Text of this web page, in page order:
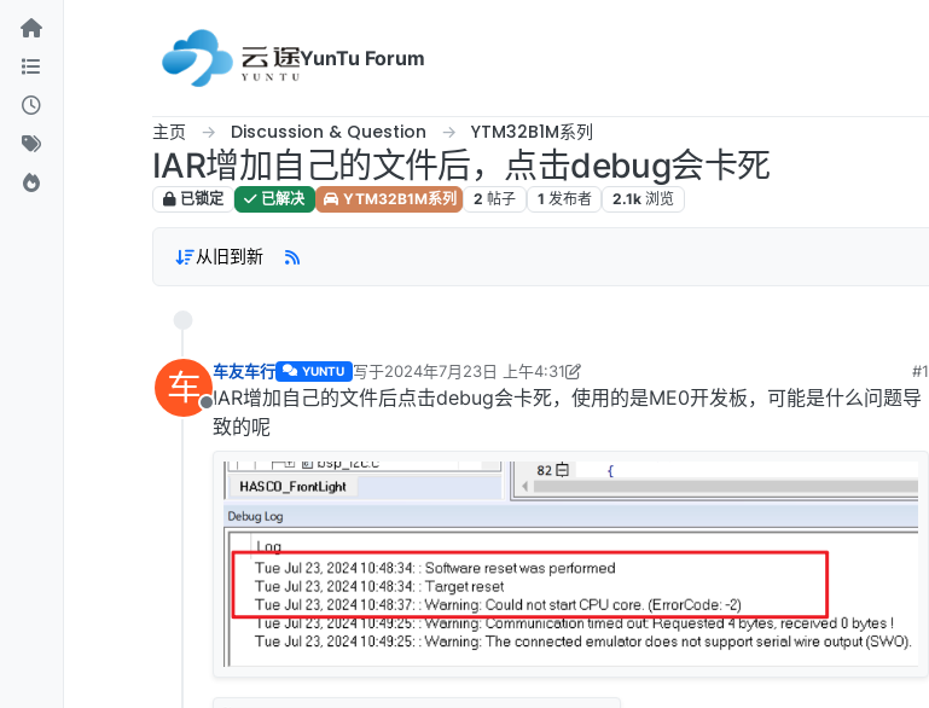
跳转至内容
YunTu Forum
主页 Discussion & Question YTM32B1M系列
IAR增加自己的文件后，点击debug会卡死
已锁定 已解决 YTM32B1M系列 2 帖子 1 发布者 2.1k 浏览
从旧到新
车
离线
车友车行 YUNTU 写于2024年7月23日 上午4:31
最后由 车友车行 编辑2024年7月23日 下午12:37
#1
IAR增加自己的文件后点击debug会卡死，使用的是ME0开发板，可能是什么问题导
致的呢